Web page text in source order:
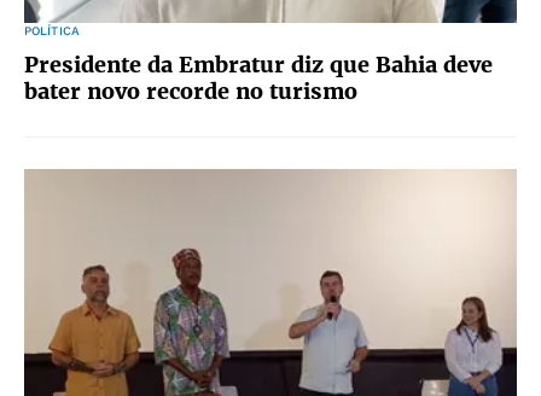
POLÍTICA
Presidente da Embratur diz que Bahia deve
bater novo recorde no turismo